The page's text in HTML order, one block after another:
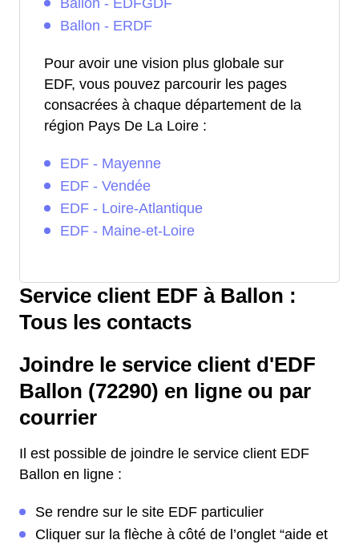
Ballon - EDFGDF
Ballon - ERDF
Pour avoir une vision plus globale sur
EDF, vous pouvez parcourir les pages
consacrées à chaque département de la
région Pays De La Loire :
EDF - Mayenne
EDF - Vendée
EDF - Loire-Atlantique
EDF - Maine-et-Loire
Service client EDF à Ballon :
Tous les contacts
Joindre le service client d'EDF
Ballon (72290) en ligne ou par
courrier
Il est possible de joindre le service client EDF
Ballon en ligne :
Se rendre sur le site EDF particulier
Cliquer sur la flèche à côté de l’onglet “aide et